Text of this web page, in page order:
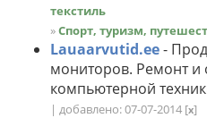
текстиль
»Спорт, туризм,
Lauaarvutid.ee-
мониторов. Ремонт и
компьютерной
| добавлено: 07-07-2014 [x]